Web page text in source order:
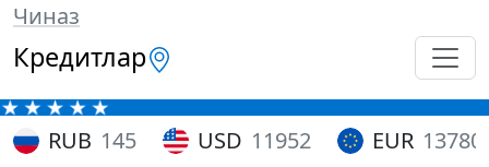
Чиназ
Кредитлар
RUB 145 USD 11952 EUR 13780